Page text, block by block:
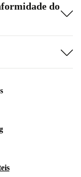
do